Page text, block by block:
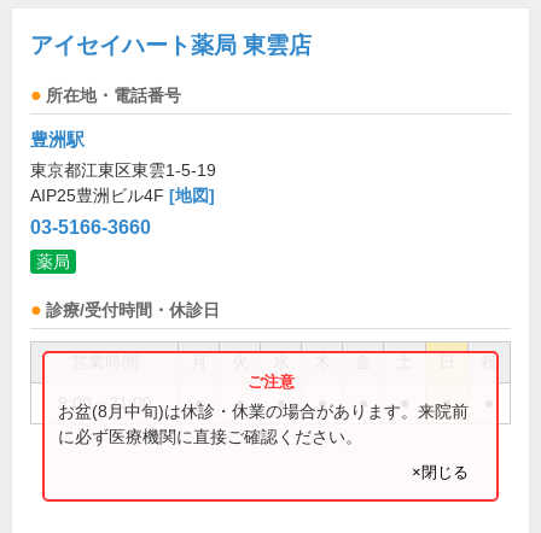
アイセイハート薬局 東雲店
所在地・電話番号
豊洲駅
東京都江東区東雲1-5-19
AIP25豊洲ビル4F [地図]
03-5166-3660
薬局
診療/受付時間・休診日
祝
9:00～21:00 ● ● ● ● ● ●
お盆(8月中旬)は休診・休業の場合があります。来院前
に必ず医療機関に直接ご確認ください。
×閉じる